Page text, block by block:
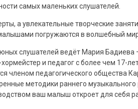
самых маленьких слушателей.
а увлекательные творческие
погружаются в волшебный
слушателей ведёт Мария Бадиева
и педагог с более чем 17-
членом педагогического общества
методики раннего музыкального
ваш малыш откроет для себя